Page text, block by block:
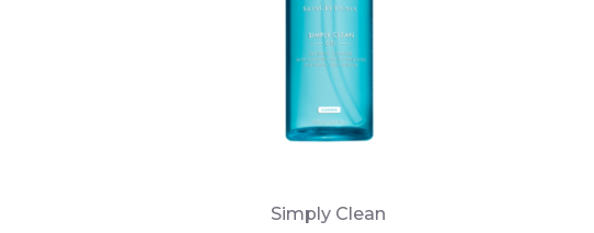
Simply Clean